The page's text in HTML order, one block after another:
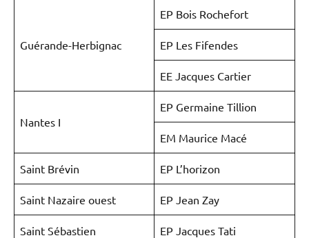
Guérande-Herbignac
EP Bois Rochefort
EP Les Fifendes
EE Jacques Cartier
Nantes I
EP Germaine Tillion
EM Maurice Macé
Saint Brévin EP L’horizon
Saint Nazaire ouest EP Jean Zay
Saint Sébastien EP Jacques Tati